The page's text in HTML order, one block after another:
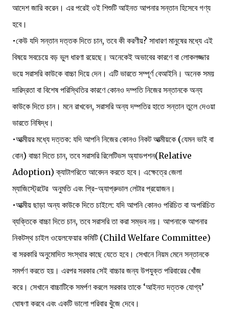
আদেশ জারি করেন। এর পরেই ওই শিশুটি আইনত আপনার সন্তান হিসেবে গণ্য
হবে।
•কেউ যদি সন্তান দত্তক দিতে চান, তবে কী করণীয়? সাধারণ মানুষের মধ্যে এই
বিষয়ে সবচেয়ে বড় ভুল ধারণা রয়েছে। অনেকেই অভাবের কারণে বা লোকলজ্জার
ভয়ে সরাসরি কাউকে বাচ্চা দিয়ে দেন। এটি ভারতে সম্পূর্ণ বেআইনি। অনেক সময়
দারিদ্রতা বা বিশেষ পরিস্থিতির কারণে কোনও দম্পতি নিজের সন্তানকে অন্য
কাউকে দিতে চান। মনে রাখবেন, সরাসরি অন্য দম্পতির হাতে সন্তান তুলে দেওয়া
ভারতে নিষিদ্ধ।
•আত্মীয়র মধ্যে দত্তক: যদি আপনি নিজের কোনও নিকট আত্মীয়কে (যেমন ভাই বা
বোন) বাচ্চা দিতে চান, তবে সরাসরি রিলেটিভস অ্যাডপশন(Relative
Adoption) ক্যাটাগরিতে আবেদন করতে হবে। এক্ষেত্রে জেলা
ম্যাজিস্ট্রেটের অনুমতি এবং প্রি-অ্যাপ্রুভাল লেটার প্রয়োজন।
•আত্মীয় ছাড়া অন্য কাউকে দিতে চাইলে: যদি আপনি কোনও পরিচিত বা অপরিচিত
ব্যক্তিকে বাচ্চা দিতে চান, তবে সরাসরি তা করা সম্ভব নয়। আপনাকে আপনার
নিকটস্থ চাইল ওয়েলফেয়ার কমিটি (Child Welfare Committee)
বা সরকারি অনুমোদিত সংস্থার কাছে যেতে হবে। সেখানে নিয়ম মেনে সন্তানকে
সমর্পণ করতে হয়। এরপর সরকার সেই বাচ্চার জন্য উপযুক্ত পরিবারের খোঁজ
করে। সেখানে বাচ্চাটিকে সমর্পণ করলে সরকার তাকে ‘আইনত দত্তক যোগ্য’
ঘোষণা করবে এবং একটি ভালো পরিবার খুঁজে দেবে।